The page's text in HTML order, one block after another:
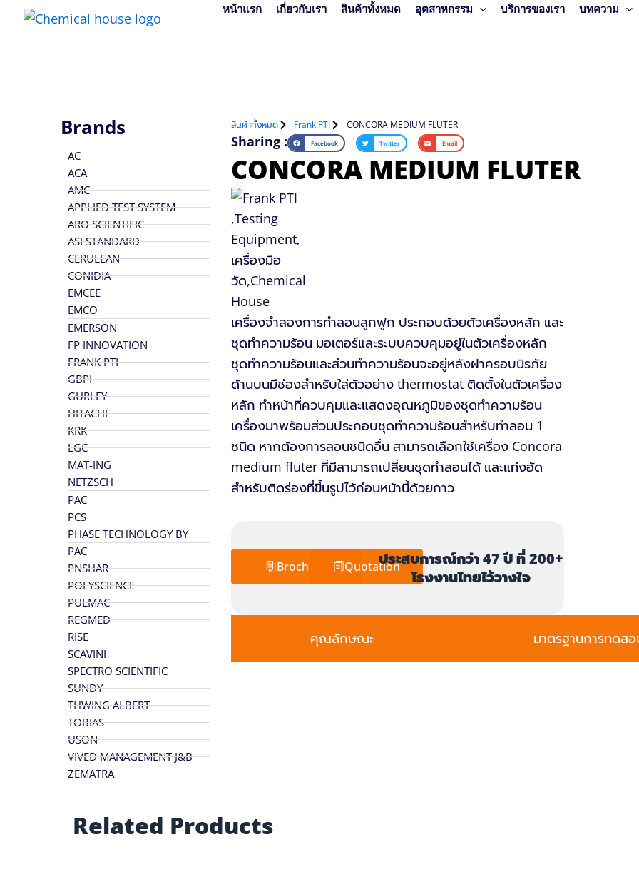
Skip
หน้าแรก เกี่ยวกับเรา สินค้าทั้งหมด อุตสาหกรรม บริการของเรา บทความ
Brands
AC
ACA
AMC
APPLIED TEST SYSTEM
ARO SCIENTIFIC
ASI STANDARD
CERULEAN
CONIDIA
EMCEE
EMCO
EMERSON
FP INNOVATION
FRANK PTI
GBPI
GURLEY
HITACHI
KRK
LGC
MAT-ING
NETZSCH
PAC
PCS
PHASE TECHNOLOGY BY
PAC
PNSHAR
POLYSCIENCE
PULMAC
REGMED
RISE
SCAVINI
SPECTRO SCIENTIFIC
SUNDY
THWING ALBERT
TOBIAS
USON
VIVED MANAGEMENT J&B
ZEMATRA
สินค้าทั้งหมด Frank PTI CONCORA MEDIUM FLUTER
Sharing : Facebook Twitter Email
CONCORA MEDIUM FLUTER
เครื่องจำลองการทำลอนลูกฟูก ประกอบด้วยตัวเครื่องหลัก และ
ชุดทำความร้อน มอเตอร์และระบบควบคุมอยู่ในตัวเครื่องหลัก
ชุดทำความร้อนและส่วนทำความร้อนจะอยู่หลังฝาครอบนิรภัย
ด้านบนมีช่องสำหรับใส่ตัวอย่าง thermostat ติดตั้งในตัวเครื่อง
หลัก ทำหน้าที่ควบคุมและแสดงอุณหภูมิของชุดทำความร้อน
เครื่องมาพร้อมส่วนประกอบชุดทำความร้อนสำหรับทำลอน 1
ชนิด หากต้องการลอนชนิดอื่น สามารถเลือกใช้เครื่อง Concora
medium fluter ที่มีสามารถเปลี่ยนชุดทำลอนได้ และแท่งอัด
สำหรับติดร่องที่ขึ้นรูปไว้ก่อนหน้านี้ด้วยกาว
Brochure Quotationประสบการณ์กว่า 47 ปี ที่ 200+
โรงงานไทยไว้วางใจ
คุณลักษณะ มาตรฐานการทดส
Related Products